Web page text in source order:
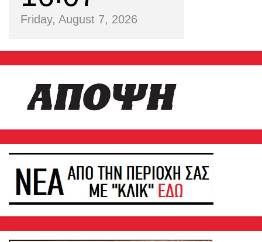
Friday, August 7, 2026